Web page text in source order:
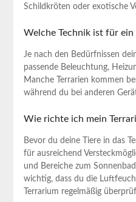
‌Schildkröten oder exotische
Welche Technik​ ist für
Je nach den Bedürfnissen
‌passende Beleuchtung,
Manche Terrarien⁢ kommen⁤
während du bei anderen
Wie richte ich mein
Bevor du deine Tiere in das
für ausreichend⁤
und Bereiche zum
wichtig,⁣ dass⁤ du die‍
Terrarium regelmäßig